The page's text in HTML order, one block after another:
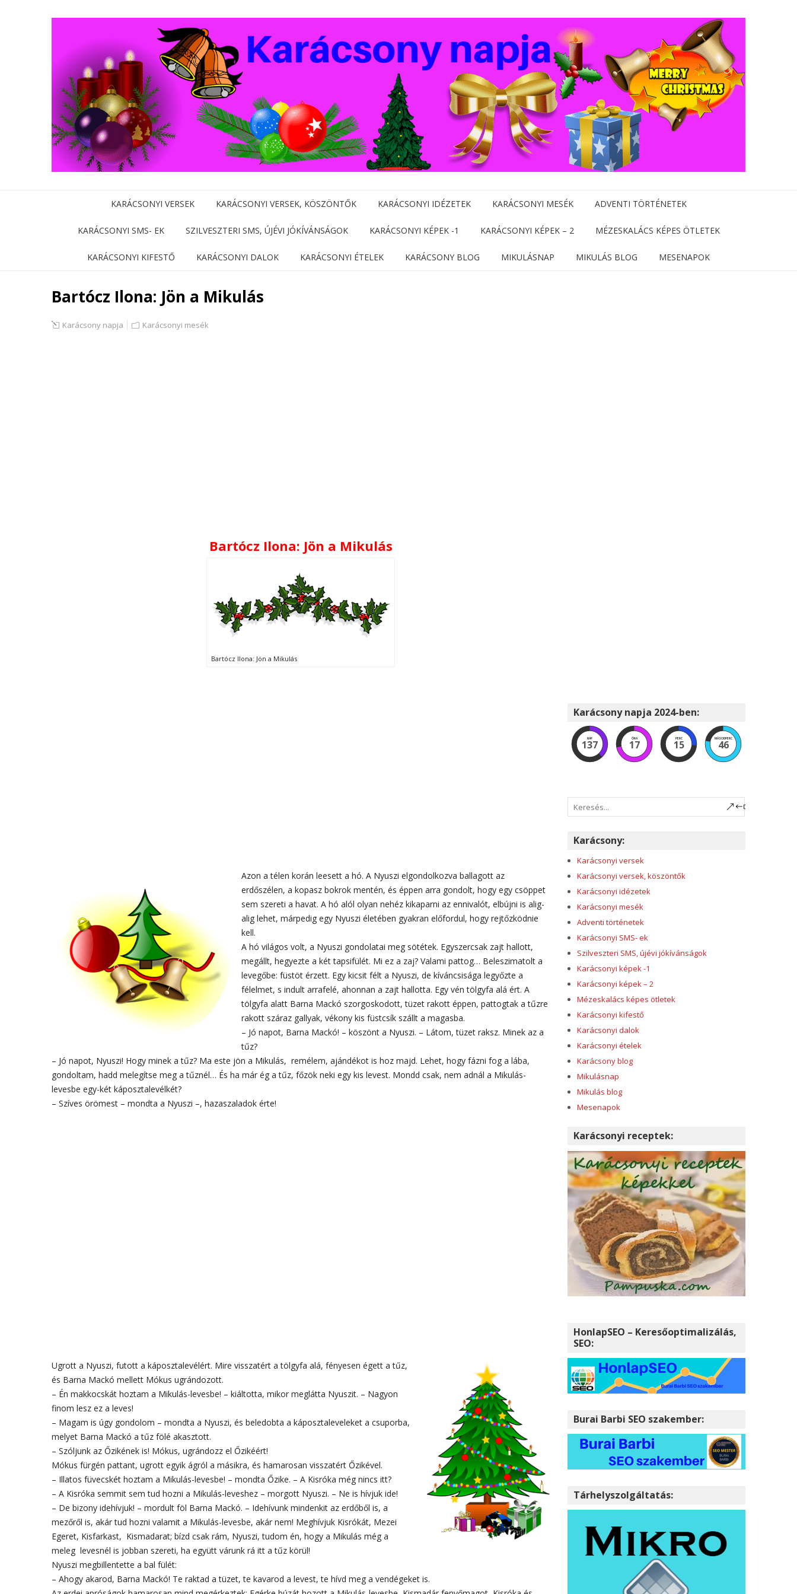
KARÁCSONYI VERSEK KARÁCSONYI VERSEK, KÖSZÖNTŐK KARÁCSONYI IDÉZETEK KARÁCSONYI MESÉK ADVENTI TÖRTÉNETEK
KARÁCSONYI SMS- EK SZILVESZTERI SMS, ÚJÉVI JÓKÍVÁNSÁGOK KARÁCSONYI KÉPEK -1 KARÁCSONYI KÉPEK – 2 MÉZESKALÁCS KÉPES ÖTLETEK
KARÁCSONYI KIFESTŐ KARÁCSONYI DALOK KARÁCSONYI ÉTELEK KARÁCSONY BLOG MIKULÁSNAP MIKULÁS BLOG MESENAPOK
Bartócz Ilona: Jön a Mikulás
Karácsony napja Karácsonyi mesék
Bartócz Ilona: Jön a Mikulás
Bartócz Ilona: Jön a Mikulás
Azon a télen korán leesett a hó. A Nyuszi elgondolkozva ballagott az
erdőszélen, a kopasz bokrok mentén, és éppen arra gondolt, hogy egy csöppet
sem szereti a havat. A hó alól olyan nehéz kikaparni az ennivalót, elbújni is alig-
alig lehet, márpedig egy Nyuszi életében gyakran előfordul, hogy rejtőzködnie
kell.
A hó világos volt, a Nyuszi gondolatai meg sötétek. Egyszercsak zajt hallott,
megállt, hegyezte a két tapsifülét. Mi ez a zaj? Valami pattog… Beleszimatolt a
levegőbe: füstöt érzett. Egy kicsit félt a Nyuszi, de kíváncsisága legyőzte a
félelmet, s indult arrafelé, ahonnan a zajt hallotta. Egy vén tölgyfa alá ért. A
tölgyfa alatt Barna Mackó szorgoskodott, tüzet rakott éppen, pattogtak a tűzre
rakott száraz gallyak, vékony kis füstcsík szállt a magasba.
– Jó napot, Barna Mackó! – köszönt a Nyuszi. – Látom, tüzet raksz. Minek az a
tűz?
– Jó napot, Nyuszi! Hogy minek a tűz? Ma este jön a Mikulás, remélem, ajándékot is hoz majd. Lehet, hogy fázni fog a lába,
gondoltam, hadd melegítse meg a tűznél… És ha már ég a tűz, főzök neki egy kis levest. Mondd csak, nem adnál a Mikulás-
levesbe egy-két káposztalevélkét?
– Szíves örömest – mondta a Nyuszi –, hazaszaladok érte!
Ugrott a Nyuszi, futott a káposztalevélért. Mire visszatért a tölgyfa alá, fényesen égett a tűz,
és Barna Mackó mellett Mókus ugrándozott.
– Én makkocskát hoztam a Mikulás-levesbe! – kiáltotta, mikor meglátta Nyuszit. – Nagyon
finom lesz ez a leves!
– Magam is úgy gondolom – mondta a Nyuszi, és beledobta a káposztaleveleket a csuporba,
melyet Barna Mackó a tűz fölé akasztott.
– Szóljunk az Őzikének is! Mókus, ugrándozz el Őzikéért!
Mókus fürgén pattant, ugrott egyik ágról a másikra, és hamarosan visszatért Őzikével.
– Illatos füvecskét hoztam a Mikulás-levesbe! – mondta Őzike. – A Kisróka még nincs itt?
– A Kisróka semmit sem tud hozni a Mikulás-leveshez – morgott Nyuszi. – Ne is hívjuk ide!
– De bizony idehívjuk! – mordult föl Barna Mackó. – Idehívunk mindenkit az erdőből is, a
mezőről is, akár tud hozni valamit a Mikulás-levesbe, akár nem! Meghívjuk Kisrókát, Mezei
Egeret, Kisfarkast, Kismadarat; bízd csak rám, Nyuszi, tudom én, hogy a Mikulás még a
meleg levesnél is jobban szereti, ha együtt várunk rá itt a tűz körül!
Nyuszi megbillentette a bal fülét:
– Ahogy akarod, Barna Mackó! Te raktad a tüzet, te kavarod a levest, te hívd meg a vendégeket is.
Karácsony napja 2024-ben:
NAP
137
ÓRA
17
PERC
15
MÁSODPERC
45
Karácsony:
Karácsonyi versek
Karácsonyi versek, köszöntők
Karácsonyi idézetek
Karácsonyi mesék
Adventi történetek
Karácsonyi SMS- ek
Szilveszteri SMS, újévi jókívánságok
Karácsonyi képek -1
Karácsonyi képek – 2
Mézeskalács képes ötletek
Karácsonyi kifestő
Karácsonyi dalok
Karácsonyi ételek
Karácsony blog
Mikulásnap
Mikulás blog
Mesenapok
Karácsonyi receptek:
HonlapSEO – Keresőoptimalizálás,
SEO:
Burai Barbi SEO szakember:
Tárhelyszolgáltatás: